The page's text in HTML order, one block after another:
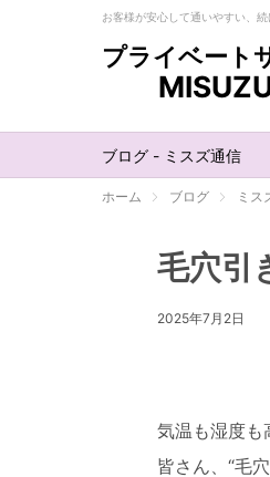
お客様が安心して通いやすい、
プライベート
ブログ - ミスズ通信
ホーム ブログ ミス
毛穴引
2025年7月2日
気温も湿度も
皆さん、“毛